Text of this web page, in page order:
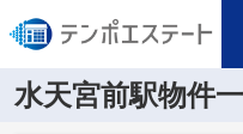
水天宮前駅物件